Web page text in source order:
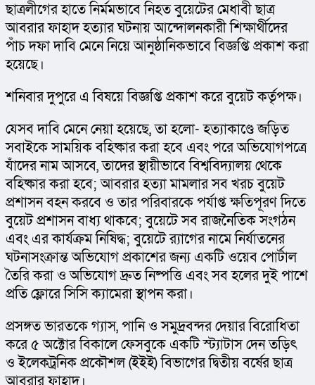
ছাত্রলীগের হাতে নির্মমভাবে নিহত বুয়েটের মেধাবী ছাত্র
আবরার ফাহাদ হত্যার ঘটনায় আন্দোলনকারী শিক্ষার্থীদের
পাঁচ দফা দাবি মেনে নিয়ে আনুষ্ঠানিকভাবে বিজ্ঞপ্তি প্রকাশ করা
হয়েছে।
শনিবার দুপুরে এ বিষয়ে বিজ্ঞপ্তি প্রকাশ করে বুয়েট কর্তৃপক্ষ।
যেসব দাবি মেনে নেয়া হয়েছে, তা হলো- হত্যাকাণ্ডে জড়িত
সবাইকে সাময়িক বহিষ্কার করা হবে এবং পরে অভিযোগপত্রে
যাঁদের নাম আসবে, তাদের স্থায়ীভাবে বিশ্ববিদ্যালয় থেকে
বহিষ্কার করা হবে; আবরার হত্যা মামলার সব খরচ বুয়েট
প্রশাসন বহন করবে ও তার পরিবারকে পর্যাপ্ত ক্ষতিপূরণ দিতে
বুয়েট প্রশাসন বাধ্য থাকবে; বুয়েটে সব রাজনৈতিক সংগঠন
এবং এর কার্যক্রম নিষিদ্ধ; বুয়েটে র‌্যাগের নামে নির্যাতনের
ঘটনাসংক্রান্ত অভিযোগ প্রকাশের জন্য একটি ওয়েব পোর্টাল
তৈরি করা ও অভিযোগ দ্রুত নিষ্পত্তি এবং সব হলের দুই পাশে
প্রতি ফ্লোরে সিসি ক্যামেরা স্থাপন করা।
প্রসঙ্গত ভারতকে গ্যাস, পানি ও সমুদ্রবন্দর দেয়ার বিরোধিতা
করে ৫ অক্টোর বিকালে ফেসবুকে একটি স্ট্যাটাস দেন তড়িৎ
ও ইলেকট্রনিক প্রকৌশল (ইইই) বিভাগের দ্বিতীয় বর্ষের ছাত্র